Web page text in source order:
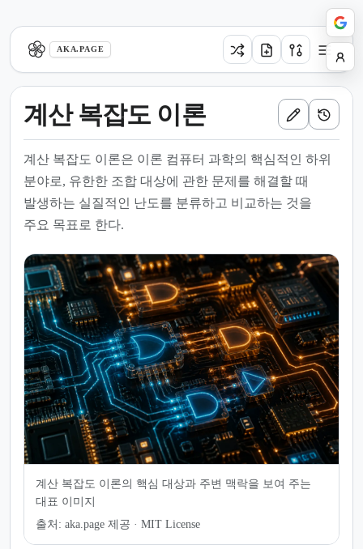
AKA.PAGE
계산 복잡도 이론
계산 복잡도 이론은 이론 컴퓨터 과학의 핵심적인 하위
분야로, 유한한 조합 대상에 관한 문제를 해결할 때
발생하는 실질적인 난도를 분류하고 비교하는 것을
주요 목표로 한다.
계산 복잡도 이론의 핵심 대상과 주변 맥락을 보여 주는
대표 이미지
출처: aka.page 제공 · MIT License